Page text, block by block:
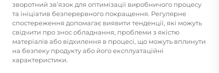
зворотний зв’язок для оптимізації виробничого процесу
та ініціатив безперервного покращення. Регулярне
спостереження допомагає виявити тенденції, які можуть
свідчити про знос обладнання, проблеми з якістю
матеріалів або відхилення в процесі, що можуть вплинути
на безпеку продукту або його експлуатаційні
характеристики.